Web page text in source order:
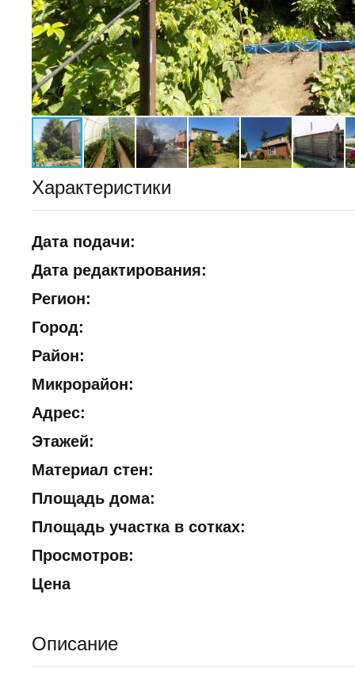
Характеристики
Дата подачи:
Дата редактирования:
Регион:
Город:
Район:
Микрорайон:
Адрес:
Этажей:
Материал стен:
Площадь дома:
Площадь участка в сотках:
Просмотров:
Цена
Описание